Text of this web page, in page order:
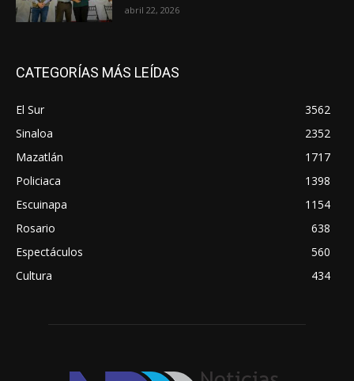
abril 22, 2026
CATEGORÍAS MÁS LEÍDAS
El Sur
3562
Sinaloa
2352
Mazatlán
1717
Policiaca
1398
Escuinapa
1154
Rosario
638
Espectáculos
560
Cultura
434